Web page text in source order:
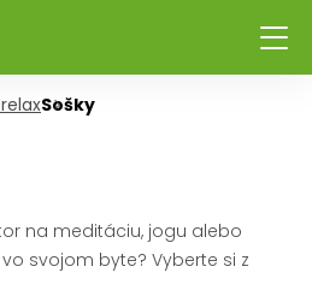
Sošky
na meditáciu, jogu alebo
svojom byte? Vyberte si z